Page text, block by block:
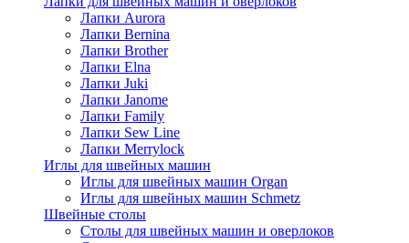
Лапки Aurora
Лапки Bernina
Лапки Brother
Лапки Elna
Лапки Juki
Лапки Janome
Лапки Family
Лапки Sew Line
Лапки Merrylock
Иглы для швейных машин
Иглы для швейных машин Organ
Иглы для швейных машин Schmetz
Швейные столы
Столы для швейных машин и оверлоков